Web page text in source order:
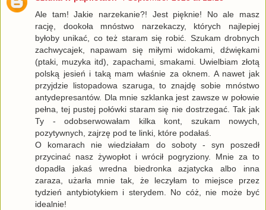
Ale tam! Jakie narzekanie?! Jest pięknie! No ale masz
rację, dookoła mnóstwo narzekaczy, których najlepiej
byłoby unikać, co też staram się robić. Szukam drobnych
zachwycajek, napawam się miłymi widokami, dźwiękami
(ptaki, muzyka itd), zapachami, smakami. Uwielbiam złotą
polską jesień i taką mam właśnie za oknem. A nawet jak
przyjdzie listopadowa szaruga, to znajdę sobie mnóstwo
antydepresantów. Dla mnie szklanka jest zawsze w połowie
pełna, tej pustej połówki staram się nie dostrzegać. Tak jak
Ty - odobserwowałam kilka kont, szukam nowych,
pozytywnych, zajrzę pod te linki, które podałaś.
O komarach nie wiedziałam do soboty - syn poszedł
przycinać nasz żywopłot i wrócił pogryziony. Mnie za to
dopadła jakaś wredna biedronka azjatycka albo inna
zaraza, użarła mnie tak, że leczyłam to miejsce przez
tydzień antybiotykiem i sterydem. No cóż, nie może być
idealnie!